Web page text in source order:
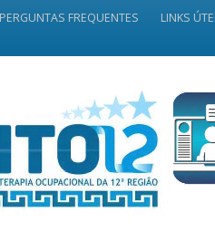
PERGUNTAS FREQUENTES LINKS